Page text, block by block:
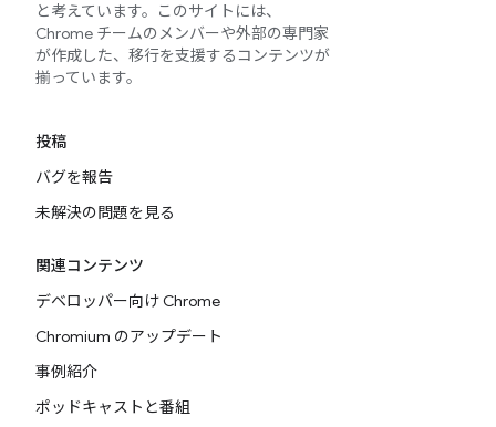
と考えています。このサイトには、
Chrome チームのメンバーや外部の専門家
が作成した、移行を支援するコンテンツが
揃っています。
投稿
バグを報告
未解決の問題を見る
関連コンテンツ
デベロッパー向け Chrome
Chromium のアップデート
事例紹介
ポッドキャストと番組